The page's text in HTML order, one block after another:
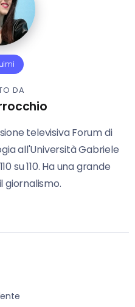
DA
televisiva Forum di
all'Università Gabriele
su 110. Ha una grande
giornalismo.